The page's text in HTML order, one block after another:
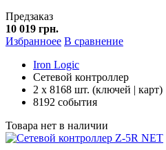
Предзаказ
10 019 грн.
Избранноее В сравнение
Iron Logic
Сетевой контроллер
2 x 8168 шт. (ключей | карт)
8192 события
Товара нет в наличии